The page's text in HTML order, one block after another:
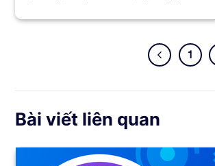
1
Bài viết liên quan